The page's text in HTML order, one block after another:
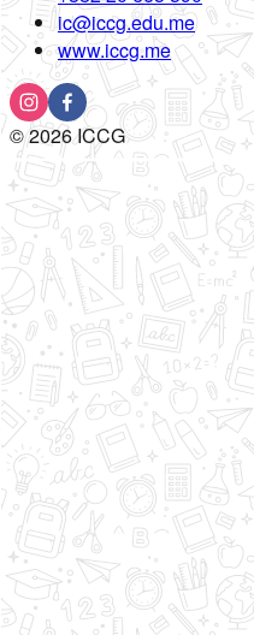
ic@iccg.edu.me
www.iccg.me
©2026ICCG